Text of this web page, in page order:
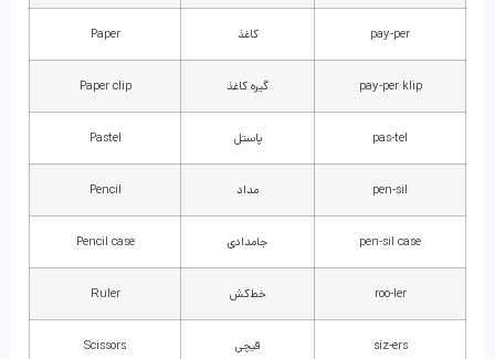
pay-per کاغذ Paper
pay-per klip گیره کاغذ Paper clip
pas-tel پاستل Pastel
pen-sil مداد Pencil
pen-sil case جامدادی Pencil case
roo-ler خط‌کش Ruler
siz-ers قیچی Scissors